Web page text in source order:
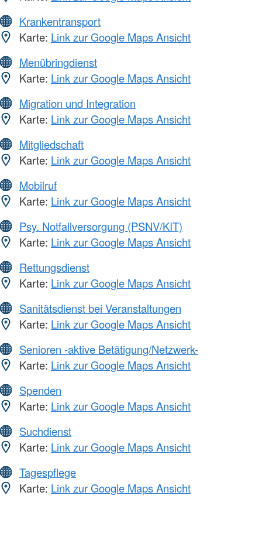
Krankentransport
Karte: Link zur Google Maps Ansicht
Menübringdienst
Karte: Link zur Google Maps Ansicht
Migration und Integration
Karte: Link zur Google Maps Ansicht
Mitgliedschaft
Karte: Link zur Google Maps Ansicht
Mobilruf
Karte: Link zur Google Maps Ansicht
Psy. Notfallversorgung (PSNV/KIT)
Karte: Link zur Google Maps Ansicht
Rettungsdienst
Karte: Link zur Google Maps Ansicht
Sanitätsdienst bei Veranstaltungen
Karte: Link zur Google Maps Ansicht
Senioren -aktive Betätigung/Netzwerk-
Karte: Link zur Google Maps Ansicht
Spenden
Karte: Link zur Google Maps Ansicht
Suchdienst
Karte: Link zur Google Maps Ansicht
Tagespflege
Karte: Link zur Google Maps Ansicht